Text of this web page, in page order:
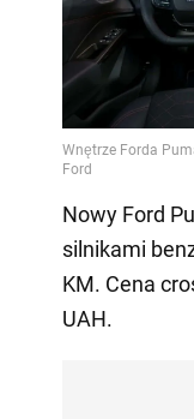
Nowy Ford
silnikami
KM. Cena
UAH.